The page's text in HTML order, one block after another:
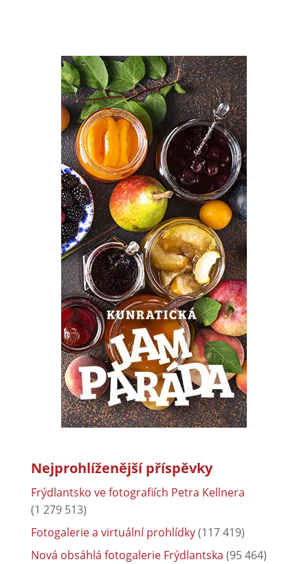
Nejprohlíženější příspěvky
Frýdlantsko ve fotografiích Petra Kellnera
(1 279 513)
Fotogalerie a virtuální prohlídky(117 419)
Nová obsáhlá fotogalerie Frýdlantska (95 464)